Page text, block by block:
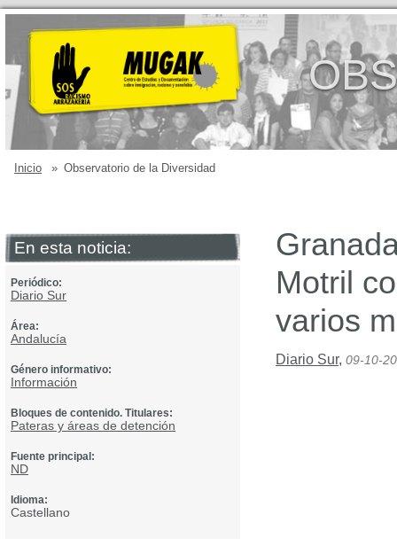
Inicio » Observatorio de la Diversidad
En esta noticia:
Periódico:
Diario Sur
Área:
Andalucía
Género informativo:
Información
Bloques de contenido. Titulares:
Pateras y áreas de detención
Fuente principal:
ND
Idioma:
Castellano
Motril
varios
Diario Sur, 09-10-